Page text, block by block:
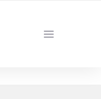
AGENCY